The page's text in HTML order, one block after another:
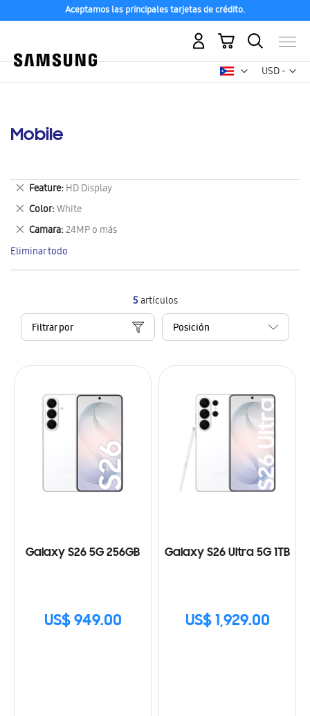
Aceptamos las principales tarjetas de crédito.
USD -
dólar
Mi carrito
Mobile
5artículos
Filtrar por
Galaxy S26 5G 256GB
US$ 949.00
Galaxy S26 Ultra 5G 1TB
US$ 1,929.00
Feature HD Display
Eliminar
este
artículo
Color White
Eliminar
este
artículo
Camara 24MP o más
Eliminar
este
artículo
Eliminar todo